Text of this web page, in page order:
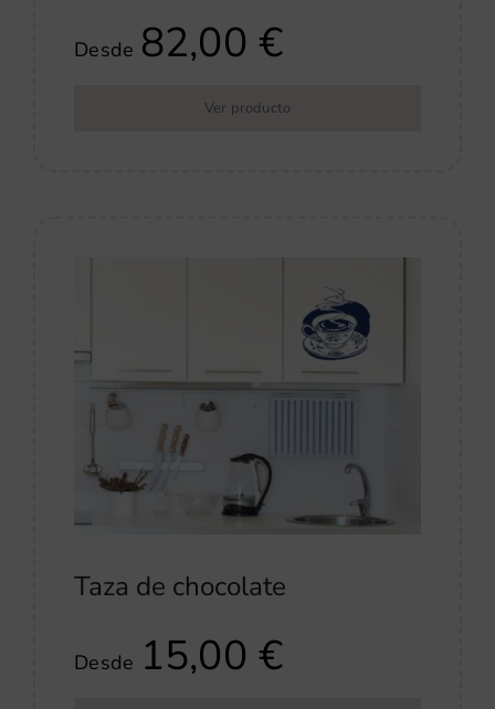
Desde 82,00€
Ver producto
Taza de chocolate
Desde 15,00€